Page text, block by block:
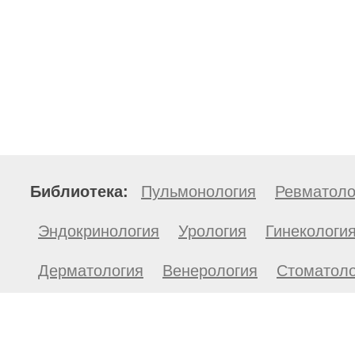
Библиотека: Пульмонология
Эндокринология Урология
Дерматология Венерология